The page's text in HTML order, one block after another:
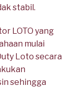
stabil.
LOTO yang
mulai
Loto secara
sehingga